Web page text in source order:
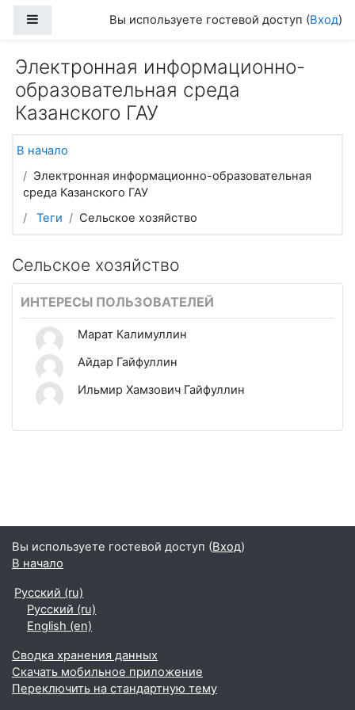
Боковая панельВы используете гостевой доступ (Вход)
Электронная информационно-
образовательная среда
Казанского ГАУ
В начало
Электронная информационно-образовательная
среда Казанского ГАУ
Теги
Сельское хозяйство
Сельское хозяйство
ИНТЕРЕСЫ ПОЛЬЗОВАТЕЛЕЙ
Марат Калимуллин
Айдар Гайфуллин
Ильмир Хамзович Гайфуллин
Вы используете гостевой доступ (Вход)
В начало
Русский ‎(ru)‎
Русский ‎(ru)‎
English ‎(en)‎
Сводка хранения данных
Скачать мобильное приложение
Переключить на стандартную тему